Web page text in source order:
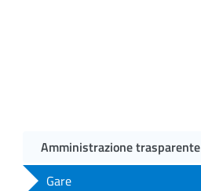
Amministrazione trasparente
Gare